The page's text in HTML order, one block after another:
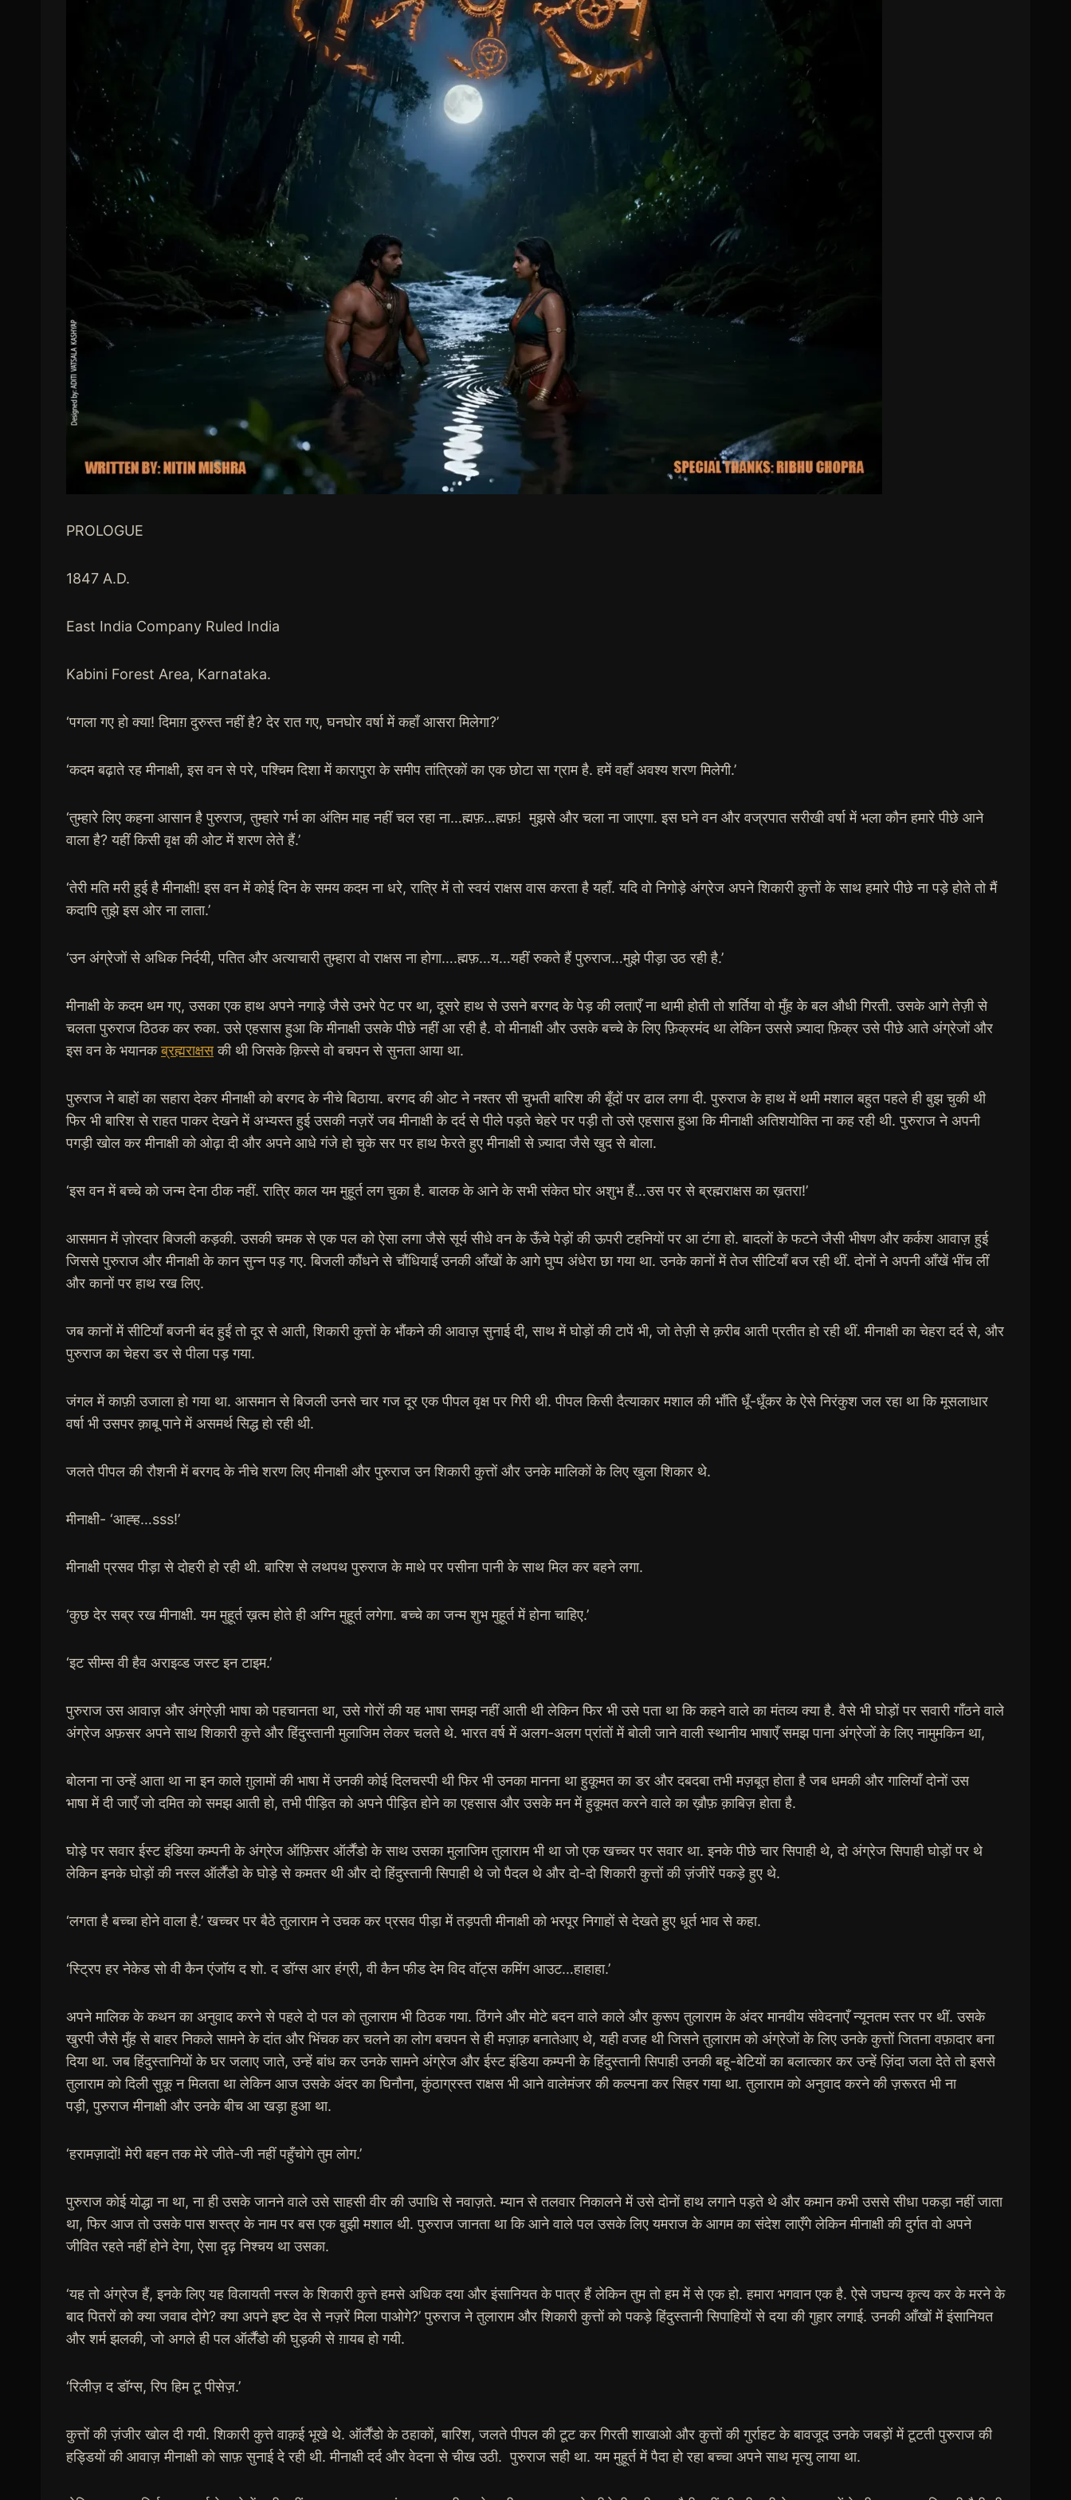
PROLOGUE
1847 A.D.
East India Company Ruled India
Kabini Forest Area, Karnataka.
‘पगला गए हो क्या! दिमाग़ दुरुस्त नहीं है? देर रात गए, घनघोर वर्षा में कहाँ आसरा मिलेगा?’
‘कदम बढ़ाते रह मीनाक्षी, इस वन से परे, पश्चिम दिशा में कारापुरा के समीप तांत्रिकों का एक छोटा सा ग्राम है. हमें वहाँ अवश्य शरण मिलेगी.’
‘तुम्हारे लिए कहना आसान है पुरुराज, तुम्हारे गर्भ का अंतिम माह नहीं चल रहा ना…ह्मफ़…ह्मफ़! मुझसे और चला ना जाएगा. इस घने वन और वज्रपात सरीखी वर्षा में भला कौन हमारे पीछे आने
वाला है? यहीं किसी वृक्ष की ओट में शरण लेते हैं.’
‘तेरी मति मरी हुई है मीनाक्षी! इस वन में कोई दिन के समय कदम ना धरे, रात्रि में तो स्वयं राक्षस वास करता है यहाँ. यदि वो निगोड़े अंग्रेज अपने शिकारी कुत्तों के साथ हमारे पीछे ना पड़े होते तो मैं
कदापि तुझे इस ओर ना लाता.’
‘उन अंग्रेजों से अधिक निर्दयी, पतित और अत्याचारी तुम्हारा वो राक्षस ना होगा….ह्मफ़…य…यहीं रुकते हैं पुरुराज…मुझे पीड़ा उठ रही है.’
मीनाक्षी के कदम थम गए, उसका एक हाथ अपने नगाड़े जैसे उभरे पेट पर था, दूसरे हाथ से उसने बरगद के पेड़ की लताएँ ना थामी होती तो शर्तिया वो मुँह के बल औधी गिरती. उसके आगे तेज़ी से
चलता पुरुराज ठिठक कर रुका. उसे एहसास हुआ कि मीनाक्षी उसके पीछे नहीं आ रही है. वो मीनाक्षी और उसके बच्चे के लिए फ़िक्रमंद था लेकिन उससे ज़्यादा फ़िक्र उसे पीछे आते अंग्रेजों और
इस वन के भयानकब्रह्मराक्षसकी थी जिसके क़िस्से वो बचपन से सुनता आया था.
पुरुराज ने बाहों का सहारा देकर मीनाक्षी को बरगद के नीचे बिठाया. बरगद की ओट ने नश्तर सी चुभती बारिश की बूँदों पर ढाल लगा दी. पुरुराज के हाथ में थमी मशाल बहुत पहले ही बुझ चुकी थी
फिर भी बारिश से राहत पाकर देखने में अभ्यस्त हुई उसकी नज़रें जब मीनाक्षी के दर्द से पीले पड़ते चेहरे पर पड़ी तो उसे एहसास हुआ कि मीनाक्षी अतिशयोक्ति ना कह रही थी. पुरुराज ने अपनी
पगड़ी खोल कर मीनाक्षी को ओढ़ा दी और अपने आधे गंजे हो चुके सर पर हाथ फेरते हुए मीनाक्षी से ज़्यादा जैसे खुद से बोला.
‘इस वन में बच्चे को जन्म देना ठीक नहीं. रात्रि काल यम मुहूर्त लग चुका है. बालक के आने के सभी संकेत घोर अशुभ हैं…उस पर से ब्रह्मराक्षस का ख़तरा!’
आसमान में ज़ोरदार बिजली कड़की. उसकी चमक से एक पल को ऐसा लगा जैसे सूर्य सीधे वन के ऊँचे पेड़ों की ऊपरी टहनियों पर आ टंगा हो. बादलों के फटने जैसी भीषण और कर्कश आवाज़ हुई
जिससे पुरुराज और मीनाक्षी के कान सुन्न पड़ गए. बिजली कौंधने से चौंधियाईं उनकी आँखों के आगे घुप्प अंधेरा छा गया था. उनके कानों में तेज सीटियाँ बज रही थीं. दोनों ने अपनी आँखें भींच लीं
और कानों पर हाथ रख लिए.
जब कानों में सीटियाँ बजनी बंद हुईं तो दूर से आती, शिकारी कुत्तों के भौंकने की आवाज़ सुनाई दी, साथ में घोड़ों की टापें भी, जो तेज़ी से क़रीब आती प्रतीत हो रही थीं. मीनाक्षी का चेहरा दर्द से, और
पुरुराज का चेहरा डर से पीला पड़ गया.
जंगल में काफ़ी उजाला हो गया था. आसमान से बिजली उनसे चार गज दूर एक पीपल वृक्ष पर गिरी थी. पीपल किसी दैत्याकार मशाल की भाँति धूँ-धूँकर के ऐसे निरंकुश जल रहा था कि मूसलाधार
वर्षा भी उसपर क़ाबू पाने में असमर्थ सिद्ध हो रही थी.
जलते पीपल की रौशनी में बरगद के नीचे शरण लिए मीनाक्षी और पुरुराज उन शिकारी कुत्तों और उनके मालिकों के लिए खुला शिकार थे.
मीनाक्षी- ‘आह्ह…sss!’
मीनाक्षी प्रसव पीड़ा से दोहरी हो रही थी. बारिश से लथपथ पुरुराज के माथे पर पसीना पानी के साथ मिल कर बहने लगा.
‘कुछ देर सब्र रख मीनाक्षी. यम मुहूर्त ख़त्म होते ही अग्नि मुहूर्त लगेगा. बच्चे का जन्म शुभ मुहूर्त में होना चाहिए.’
‘इट सीम्स वी हैव अराइव्ड जस्ट इन टाइम.’
पुरुराज उस आवाज़ और अंग्रेज़ी भाषा को पहचानता था, उसे गोरों की यह भाषा समझ नहीं आती थी लेकिन फिर भी उसे पता था कि कहने वाले का मंतव्य क्या है. वैसे भी घोड़ों पर सवारी गाँठने वाले
अंग्रेज अफ़सर अपने साथ शिकारी कुत्ते और हिंदुस्तानी मुलाजिम लेकर चलते थे. भारत वर्ष में अलग-अलग प्रांतों में बोली जाने वाली स्थानीय भाषाएँ समझ पाना अंग्रेजों के लिए नामुमकिन था,
बोलना ना उन्हें आता था ना इन काले ग़ुलामों की भाषा में उनकी कोई दिलचस्पी थी फिर भी उनका मानना था हुकूमत का डर और दबदबा तभी मज़बूत होता है जब धमकी और गालियाँ दोनों उस
भाषा में दी जाएँ जो दमित को समझ आती हो, तभी पीड़ित को अपने पीड़ित होने का एहसास और उसके मन में हुकूमत करने वाले का ख़ौफ़ क़ाबिज़ होता है.
घोड़े पर सवार ईस्ट इंडिया कम्पनी के अंग्रेज ऑफ़िसर ऑर्लैंडो के साथ उसका मुलाजिम तुलाराम भी था जो एक खच्चर पर सवार था. इनके पीछे चार सिपाही थे, दो अंग्रेज सिपाही घोड़ों पर थे
लेकिन इनके घोड़ों की नस्ल ऑर्लैंडो के घोड़े से कमतर थी और दो हिंदुस्तानी सिपाही थे जो पैदल थे और दो-दो शिकारी कुत्तों की ज़ंजीरें पकड़े हुए थे.
‘लगता है बच्चा होने वाला है.’ खच्चर पर बैठे तुलाराम ने उचक कर प्रसव पीड़ा में तड़पती मीनाक्षी को भरपूर निगाहों से देखते हुए धूर्त भाव से कहा.
‘स्ट्रिप हर नेकेड सो वी कैन एंजॉय द शो. द डॉग्स आर हंग्री, वी कैन फीड देम विद वॉट्स कमिंग आउट…हाहाहा.’
अपने मालिक के कथन का अनुवाद करने से पहले दो पल को तुलाराम भी ठिठक गया. ठिंगने और मोटे बदन वाले काले और कुरूप तुलाराम के अंदर मानवीय संवेदनाएँ न्यूनतम स्तर पर थीं. उसके
खुरपी जैसे मुँह से बाहर निकले सामने के दांत और भिंचक कर चलने का लोग बचपन से ही मज़ाक़ बनातेआए थे, यही वजह थी जिसने तुलाराम को अंग्रेजों के लिए उनके कुत्तों जितना वफ़ादार बना
दिया था. जब हिंदुस्तानियों के घर जलाए जाते, उन्हें बांध कर उनके सामने अंग्रेज और ईस्ट इंडिया कम्पनी के हिंदुस्तानी सिपाही उनकी बहू-बेटियों का बलात्कार कर उन्हें ज़िंदा जला देते तो इससे
तुलाराम को दिली सुकू न मिलता था लेकिन आज उसके अंदर का घिनौना, कुंठाग्रस्त राक्षस भी आने वालेमंजर की कल्पना कर सिहर गया था. तुलाराम को अनुवाद करने की ज़रूरत भी ना
पड़ी, पुरुराज मीनाक्षी और उनके बीच आ खड़ा हुआ था.
‘हरामज़ादों! मेरी बहन तक मेरे जीते-जी नहीं पहुँचोगे तुम लोग.’
पुरुराज कोई योद्धा ना था, ना ही उसके जानने वाले उसे साहसी वीर की उपाधि से नवाज़ते. म्यान से तलवार निकालने में उसे दोनों हाथ लगाने पड़ते थे और कमान कभी उससे सीधा पकड़ा नहीं जाता
था, फिर आज तो उसके पास शस्त्र के नाम पर बस एक बुझी मशाल थी. पुरुराज जानता था कि आने वाले पल उसके लिए यमराज के आगम का संदेश लाएँगे लेकिन मीनाक्षी की दुर्गत वो अपने
जीवित रहते नहीं होने देगा, ऐसा दृढ़ निश्चय था उसका.
‘यह तो अंग्रेज हैं, इनके लिए यह विलायती नस्ल के शिकारी कुत्ते हमसे अधिक दया और इंसानियत के पात्र हैं लेकिन तुम तो हम में से एक हो. हमारा भगवान एक है. ऐसे जघन्य कृत्य कर के मरने के
बाद पितरों को क्या जवाब दोगे? क्या अपने इष्ट देव से नज़रें मिला पाओगे?’ पुरुराज ने तुलाराम और शिकारी कुत्तों को पकड़े हिंदुस्तानी सिपाहियों से दया की गुहार लगाई. उनकी आँखों में इंसानियत
और शर्म झलकी, जो अगले ही पल ऑर्लैंडो की घुड़की से ग़ायब हो गयी.
‘रिलीज़ द डॉग्स, रिप हिम टू पीसेज़.’
कुत्तों की ज़ंजीर खोल दी गयी. शिकारी कुत्ते वाक़ई भूखे थे. ऑर्लैंडो के ठहाकों, बारिश, जलते पीपल की टूट कर गिरती शाखाओ और कुत्तों की गुर्राहट के बावजूद उनके जबड़ों में टूटती पुरुराज की
हड्डियों की आवाज़ मीनाक्षी को साफ़ सुनाई दे रही थी. मीनाक्षी दर्द और वेदना से चीख उठी. पुरुराज सही था. यम मुहूर्त में पैदा हो रहा बच्चा अपने साथ मृत्यु लाया था.